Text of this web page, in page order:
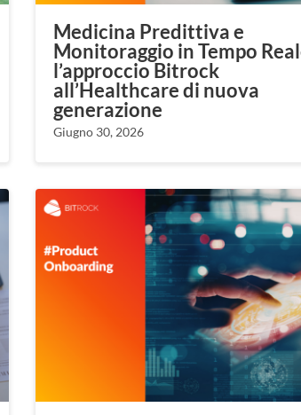
Medicina Predittiva e
Monitoraggio in Tempo
l’approccio Bitrock
all’Healthcare di nuova
generazione
Giugno 30, 2026